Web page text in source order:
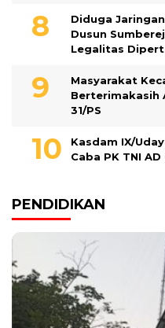
Diduga
Dusun
Legalitas
Masyarakat
Berterimakasih
31/PS
Kasdam IX/
Caba PK TNI
PENDIDIKAN